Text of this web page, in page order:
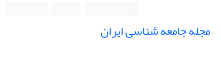
مجله جامعه شناسی ایران